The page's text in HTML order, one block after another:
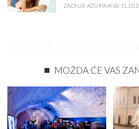
ZADNJE AŽURIRANO
MOŽDA ĆE VAS